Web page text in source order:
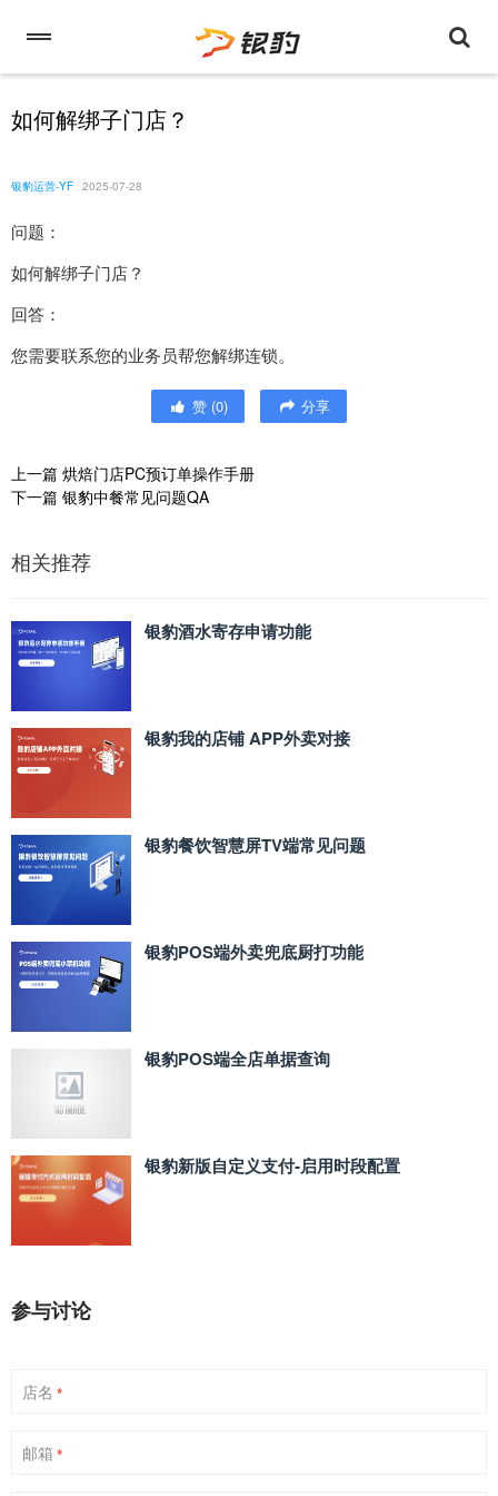
如何解绑子门店？
银豹运营-YF 2025-07-28
问题：
如何解绑子门店？
回答：
您需要联系您的业务员帮您解绑连锁。
赞 (0) 分享
上一篇 烘焙门店PC预订单操作手册
下一篇 银豹中餐常见问题QA
相关推荐
银豹酒水寄存申请功能
银豹我的店铺 APP外卖对接
银豹餐饮智慧屏TV端常见问题
银豹POS端外卖兜底厨打功能
银豹POS端全店单据查询
银豹新版自定义支付‑启用时段配置
参与讨论
店名 *
邮箱 *